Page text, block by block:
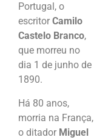
Portugal, o
escritor Camilo
Castelo Branco,
que morreu no
dia 1 de junho de
1890.
Há 80 anos,
morria na França,
o ditador Miguel